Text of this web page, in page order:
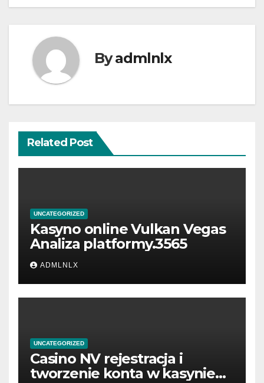
Byadmlnlx
Related Post
UNCATEGORIZED
Kasyno online Vulkan Vegas
Analiza platformy.3565
ADMLNLX
UNCATEGORIZED
Casino NV rejestracja i
tworzenie konta w kasynie